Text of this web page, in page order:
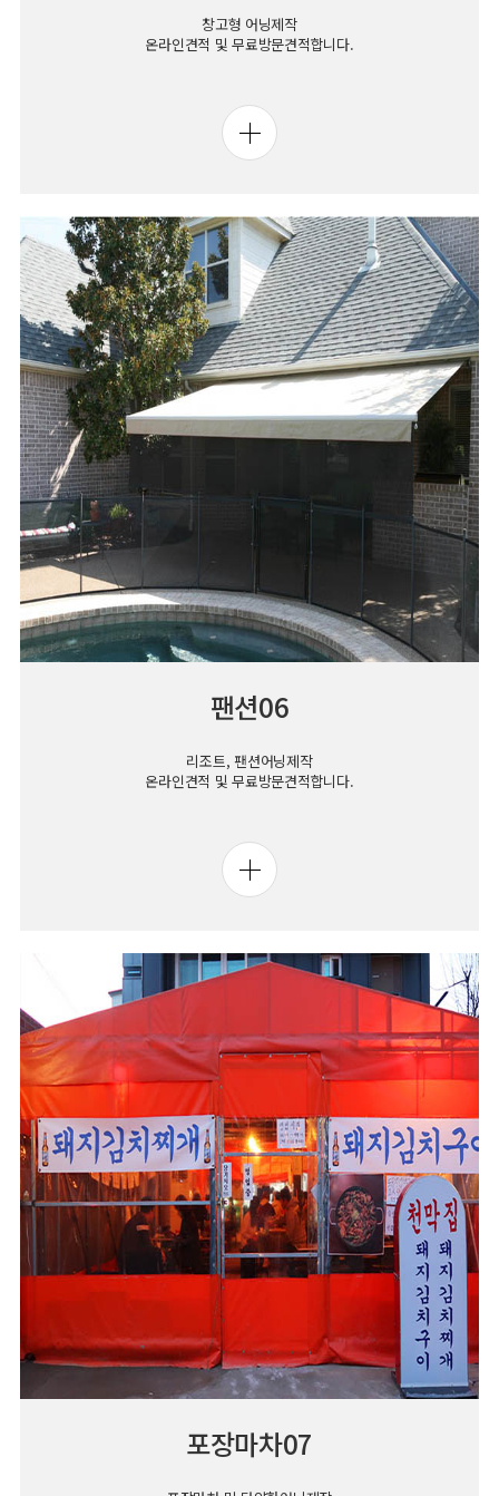
창고형 어닝제작
온라인견적 및 무료방문견적합니다.
팬션06
리조트, 팬션어닝제작
온라인견적 및 무료방문견적합니다.
포장마차07